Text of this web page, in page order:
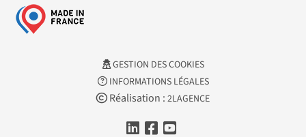
GESTION DES COOKIES
INFORMATIONS LÉGALES
Réalisation : 2LAGENCE